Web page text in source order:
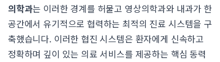
의학과는 이러한 경계를 허물고 영상의학과와 내과가 한
공간에서 유기적으로 협력하는 최적의 진료 시스템을 구
축했습니다. 이러한 협진 시스템은 환자에게 신속하고
정확하며 깊이 있는 의료 서비스를 제공하는 핵심 동력